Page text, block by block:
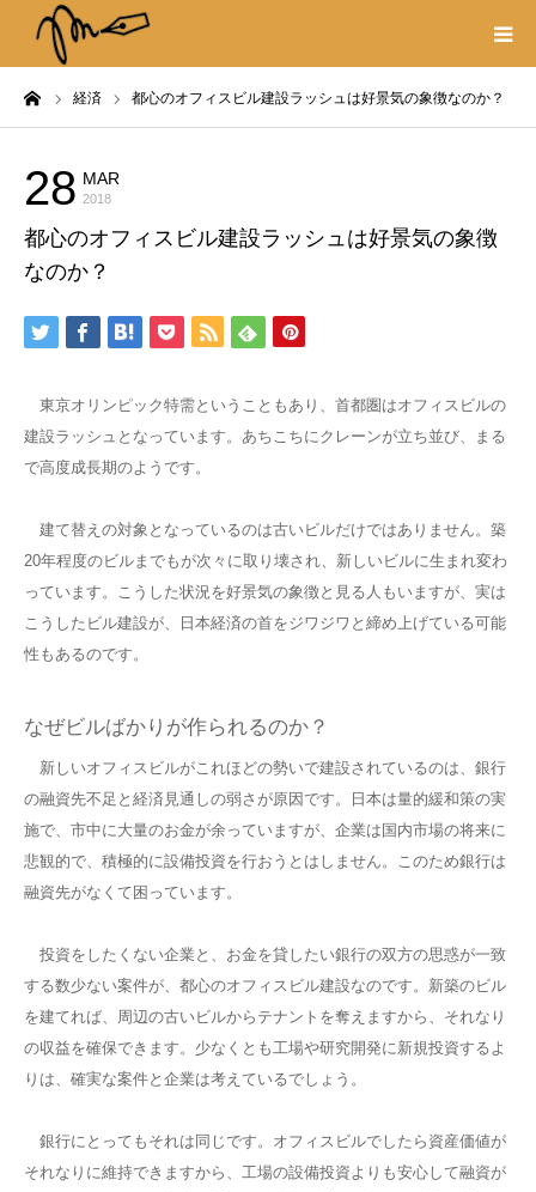
経済 都心のオフィスビル建設ラッシュは好景気の象徴なのか？
28 MAR
2018
都心のオフィスビル建設ラッシュは好景気の象徴
なのか？
東京オリンピック特需ということもあり、首都圏はオフィスビルの
建設ラッシュとなっています。あちこちにクレーンが立ち並び、まる
で高度成長期のようです。
建て替えの対象となっているのは古いビルだけではありません。築
20年程度のビルまでもが次々に取り壊され、新しいビルに生まれ変わ
っています。こうした状況を好景気の象徴と見る人もいますが、実は
こうしたビル建設が、日本経済の首をジワジワと締め上げている可能
性もあるのです。
なぜビルばかりが作られるのか？
新しいオフィスビルがこれほどの勢いで建設されているのは、銀行
の融資先不足と経済見通しの弱さが原因です。日本は量的緩和策の実
施で、市中に大量のお金が余っていますが、企業は国内市場の将来に
悲観的で、積極的に設備投資を行おうとはしません。このため銀行は
融資先がなくて困っています。
投資をしたくない企業と、お金を貸したい銀行の双方の思惑が一致
する数少ない案件が、都心のオフィスビル建設なのです。新築のビル
を建てれば、周辺の古いビルからテナントを奪えますから、それなり
の収益を確保できます。少なくとも工場や研究開発に新規投資するよ
りは、確実な案件と企業は考えているでしょう。
銀行にとってもそれは同じです。オフィスビルでしたら資産価値が
それなりに維持できますから、工場の設備投資よりも安心して融資が
プロフィール
書籍
著作権・リンク